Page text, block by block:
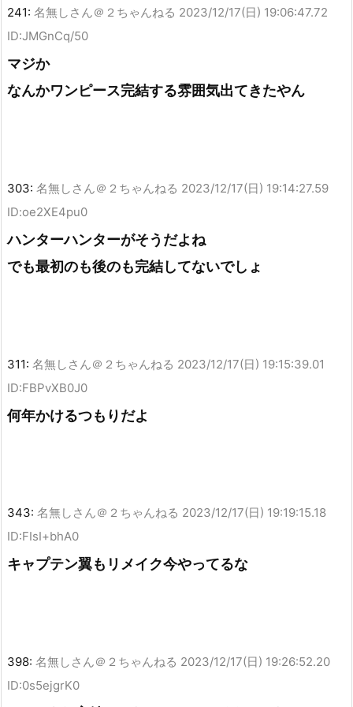
241: 名無しさん＠２ちゃんねる 2023/12/17(日) 19:06:47.72
ID:JMGnCq/50
マジか
なんかワンピース完結する雰囲気出てきたやん
303: 名無しさん＠２ちゃんねる 2023/12/17(日) 19:14:27.59
ID:oe2XE4pu0
ハンターハンターがそうだよね
でも最初のも後のも完結してないでしょ
311: 名無しさん＠２ちゃんねる 2023/12/17(日) 19:15:39.01
ID:FBPvXB0J0
何年かけるつもりだよ
343: 名無しさん＠２ちゃんねる 2023/12/17(日) 19:19:15.18
ID:FIsI+bhA0
キャプテン翼もリメイク今やってるな
398: 名無しさん＠２ちゃんねる 2023/12/17(日) 19:26:52.20
ID:0s5ejgrK0